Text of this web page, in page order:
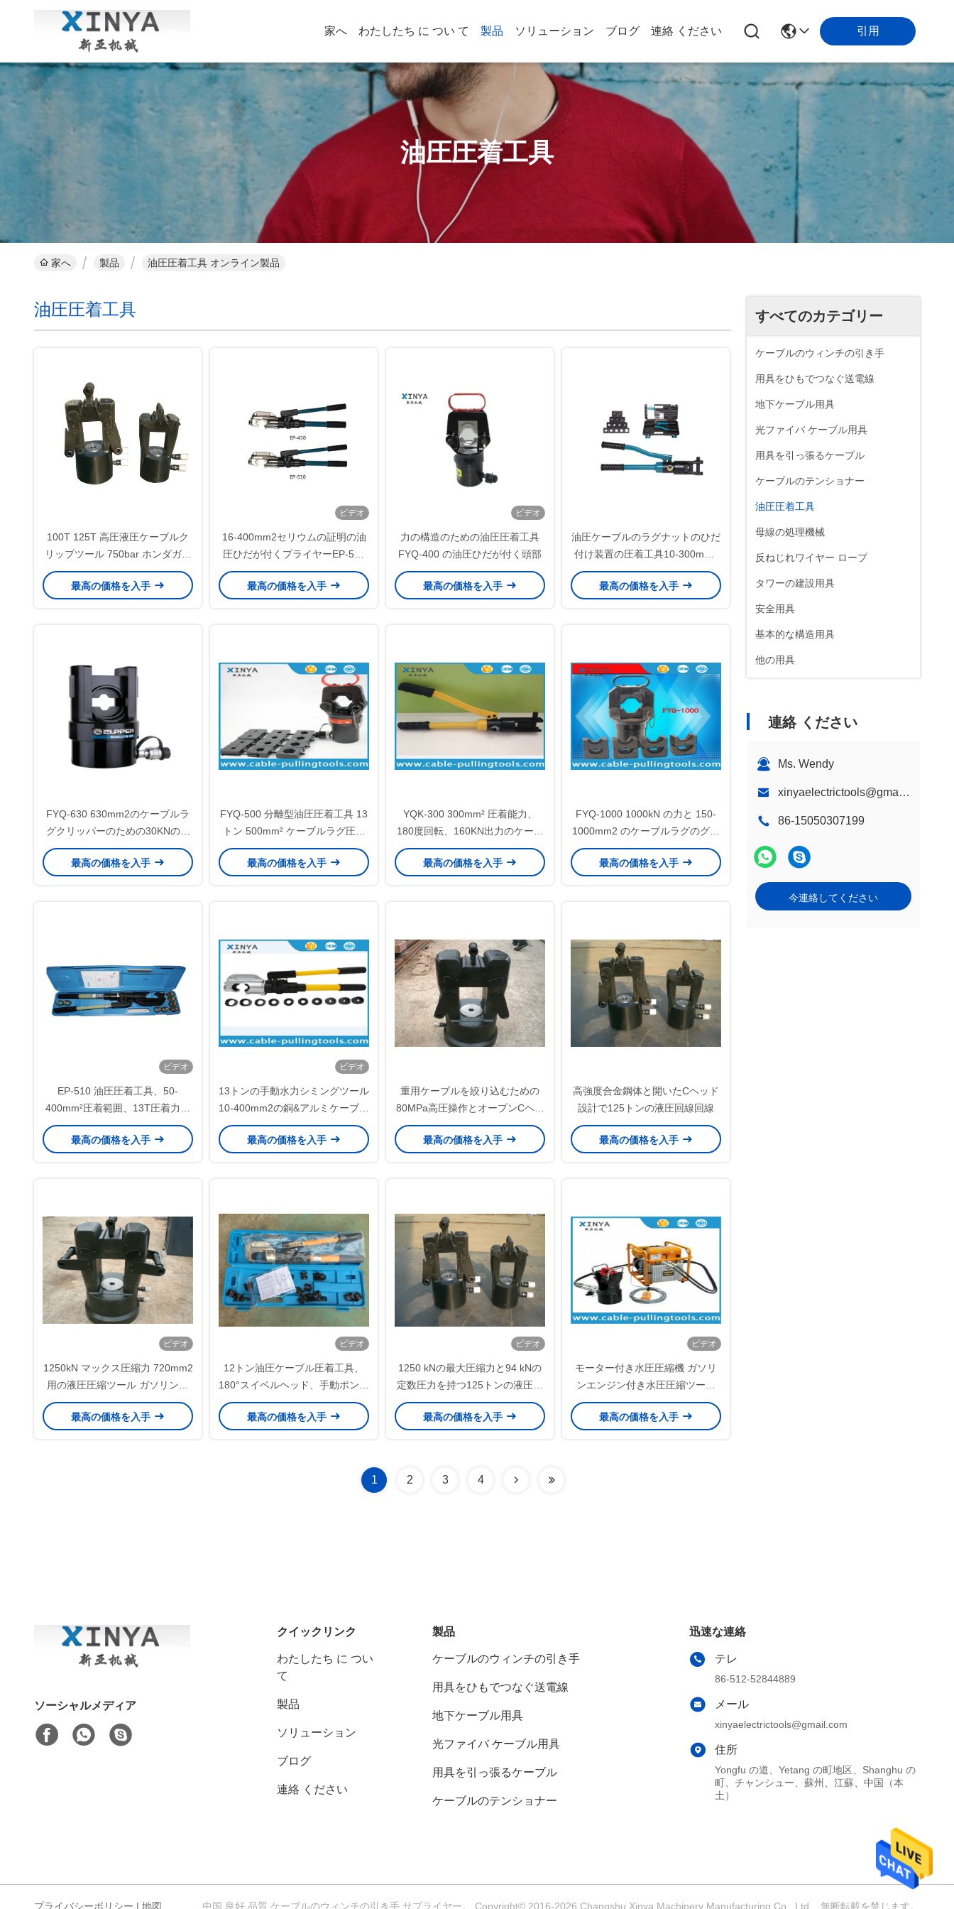
家へ わたしたち に つい て 製品 ソリューション ブログ 連絡 ください 引用
油圧圧着工具
家へ 製品 油圧圧着工具 オンライン製品
すべてのカテゴリー
ケーブルのウィンチの引き手
用具をひもでつなぐ送電線
地下ケーブル用具
光ファイバ ケーブル用具
用具を引っ張るケーブル
ケーブルのテンショナー
油圧圧着工具
母線の処理機械
反ねじれワイヤー ロープ
タワーの建設用具
安全用具
基本的な構造用具
他の用具
連絡 ください
Ms. Wendy
xinyaelectrictools@gmail.com
86-15050307199
今連絡してください
油圧圧着工具
100T 125T 高圧液圧ケーブルク
リップツール 750bar ホンダガソ
リンポンプ
最高の価格を入手
ビデオ
16-400mm2セリウムの証明の油
圧ひだが付くプライヤーEP-510
AL/Cuのコンダクター
最高の価格を入手
ビデオ
力の構造のための油圧圧着工具
FYQ-400 の油圧ひだが付く頭部
最高の価格を入手
油圧ケーブルのラグナットのひだ
付け装置の圧着工具10-300mm2
電気電池末端ケーブル ワイヤー
工具セット
最高の価格を入手
FYQ-630 630mm2のケーブルラ
グクリッパーのための30KNのク
リッパー力を持つ水力式クリッパ
ーツール 水力操作
最高の価格を入手
FYQ-500 分離型油圧圧着工具 13
トン 500mm² ケーブルラグ圧着
用
最高の価格を入手
YQK-300 300mm² 圧着能力、
180度回転、160KN出力のケーブ
ルラグ用油圧圧着工具
最高の価格を入手
FYQ-1000 1000kN の力と 150-
1000mm2 のケーブルラグのグリ
ップリング範囲を持つスプリッ
ト・ハイドロリック・クリップリ
最高の価格を入手
ビデオ
EP-510 油圧圧着工具、50-
400mm²圧着範囲、13T圧着力、
ケーブルラグ用180°回転ヘッド
最高の価格を入手
ビデオ
13トンの手動水力シミングツール
10-400mm2の銅&アルミケーブル
ラグのための六角型ダイ
最高の価格を入手
重用ケーブルを絞り込むための
80MPa高圧操作とオープンCヘッ
ド設計の200トンの液圧圧縮頭
最高の価格を入手
高強度合金鋼体と開いたCヘッド
設計で125トンの液圧回線回線
最高の価格を入手
ビデオ
1250kN マックス圧縮力 720mm2
用の液圧圧縮ツール ガソリンポ
ンプ100Mpaトランスミッション
ラインストリングツール
最高の価格を入手
ビデオ
12トン油圧ケーブル圧着工具、
180°スイベルヘッド、手動ポンプ
操作用クイックチェンジダイス付
き
最高の価格を入手
ビデオ
1250 kNの最大圧縮力と94 kNの
定数圧力を持つ125トンの液圧圧
縮システム
最高の価格を入手
ビデオ
モーター付き水圧圧縮機 ガソリ
ンエンジン付き水圧圧縮ツール
100 トン 200 トン
最高の価格を入手
1 2 3 4
ソーシャルメディア
クイックリンク
わたしたち に つい
て
製品
ソリューション
ブログ
連絡 ください
製品
ケーブルのウィンチの引き手
用具をひもでつなぐ送電線
地下ケーブル用具
光ファイバ ケーブル用具
用具を引っ張るケーブル
ケーブルのテンショナー
迅速な連絡
テレ
86-512-52844889
メール
xinyaelectrictools@gmail.com
住所
Yongfu の道、Yetang の町地区、Shanghu の
町、チャンシュー、蘇州、江蘇、中国（本
土）
プライバシーポリシー | 地図 中国 良好 品質 ケーブルのウィンチの引き手 サプライヤー。 Copyright© 2016-2026 Changshu Xinya Machinery Manufacturing Co., Ltd. . 無断転載を禁じます。